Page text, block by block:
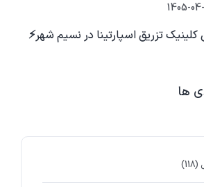
1405-
کلینیک تزریق اسپارتینا در نسیم شهر⚡
ها
(118)